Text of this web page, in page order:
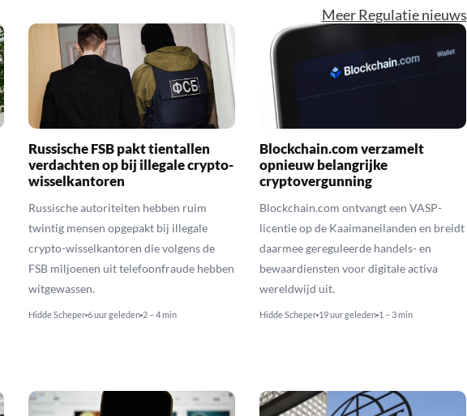
Meer Regulatie nieuws
Russische FSB pakt tientallen
verdachten op bij illegale crypto-
wisselkantoren
Russische autoriteiten hebben ruim
twintig mensen opgepakt bij illegale
crypto-wisselkantoren die volgens de
FSB miljoenen uit telefoonfraude hebben
witgewassen.
Hidde Scheper 6 uur geleden 2 – 4 min
Blockchain.com verzamelt
opnieuw belangrijke
cryptovergunning
Blockchain.com ontvangt een VASP-
licentie op de Kaaimaneilanden en breidt
daarmee gereguleerde handels- en
bewaardiensten voor digitale activa
wereldwijd uit.
Hidde Scheper 19 uur geleden 1 – 3 min